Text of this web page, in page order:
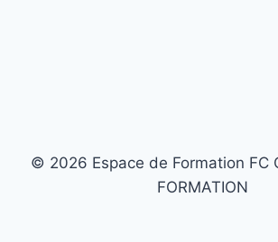
© 2026 Espace de Formation FC
FORMATION